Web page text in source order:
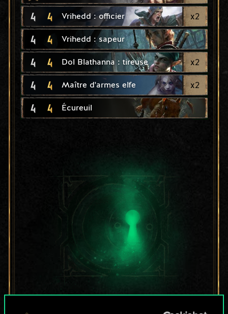
4 4 Vrihedd : officier x2
4 4 Vrihedd : sapeur
4 4 Dol Blathanna : tireuse x2
4 4 Maître d'armes elfe x2
4 4 Écureuil
Pour l'instant, ce